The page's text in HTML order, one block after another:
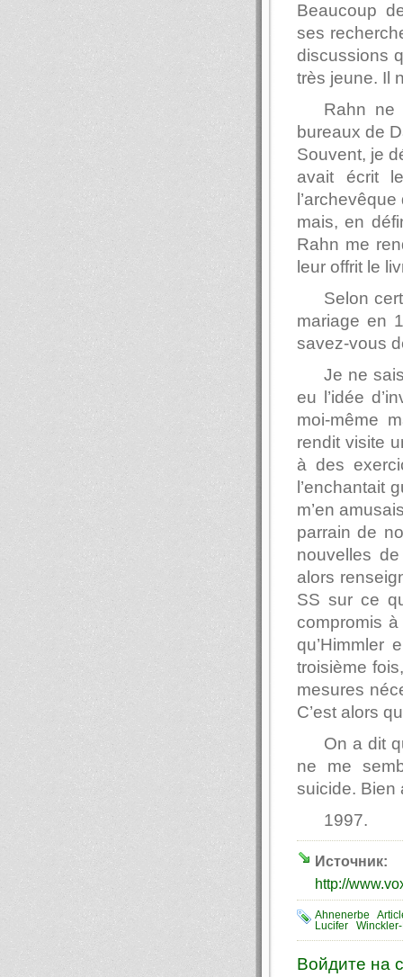
Beaucoup
ses
discussions
très jeune. Il
Rahn ne
bureaux de
Souvent, je
avait écrit
mais, en
Rahn me
leur offrit le
Selon
mariage en
savez-vous
Je ne
eu l’idée
moi-même
rendit visite
à des
l’enchantait
m’en
parrain de
nouvelles
alors
SS sur ce
compromis
qu’Himmler
troisième
mesures
C’est alors
On a dit
ne me
suicide. Bien
1997.
Источник:
http://
Ahnenerbe
Lucifer
Войдите на